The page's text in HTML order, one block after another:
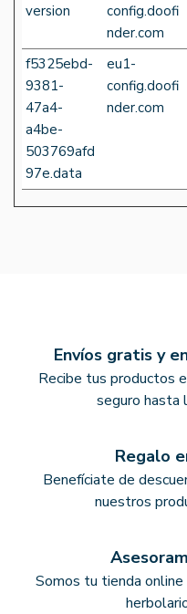
version
config.doofi
nder.com
f5325ebd-
9381-
47a4-
a4be-
503769afd
97e.data
eu1-
config.doofi
nder.com
Envíos gratis y
Recibe tus productos
seguro hasta
Regalo
Benefíciate de
nuestros
Somos tu tienda